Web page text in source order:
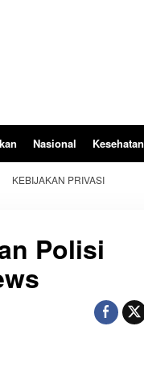
Nasional Kesehatan
KEBIJAKAN PRIVASI
Polisi